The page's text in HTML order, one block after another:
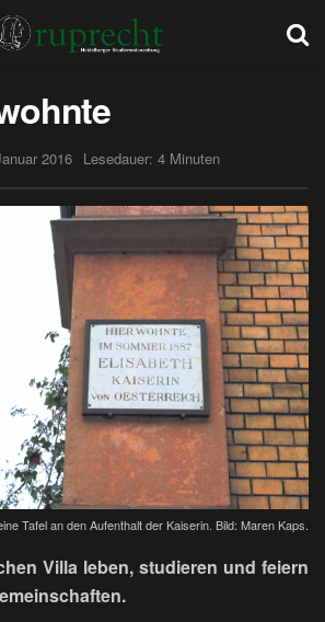
2016 Lesedauer: 4 Minuten
Tafel an den Aufenthalt der Kaiserin. Bild: Maren Kaps.
Villa leben, studieren und feiern